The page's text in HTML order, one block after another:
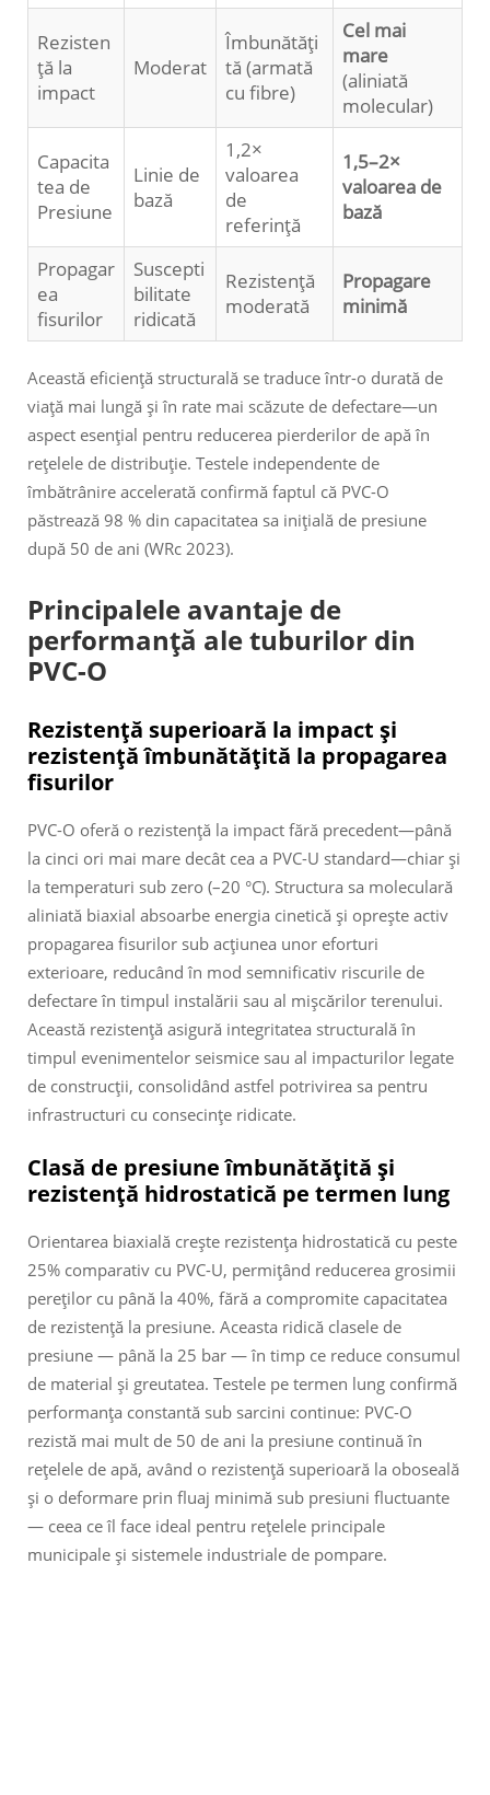
Rezisten
ță la
impact
Moderat
Îmbunătăți
tă (armată
cu fibre)
Cel mai
mare
(aliniată
molecular)
Capacita
tea de
Presiune
Linie de
bază
1,2×
valoarea
de
referință
1,5–2×
valoarea de
bază
Propagar
ea
fisurilor
Suscepti
bilitate
ridicată
Rezistență
moderată
Propagare
minimă
Această eficiență structurală se traduce într-o durată de
viață mai lungă și în rate mai scăzute de defectare—un
aspect esențial pentru reducerea pierderilor de apă în
rețelele de distribuție. Testele independente de
îmbătrânire accelerată confirmă faptul că PVC-O
păstrează 98 % din capacitatea sa inițială de presiune
după 50 de ani (WRc 2023).
Principalele avantaje de
performanță ale tuburilor din
PVC-O
Rezistență superioară la impact și
rezistență îmbunătățită la propagarea
fisurilor
PVC-O oferă o rezistență la impact fără precedent—până
la cinci ori mai mare decât cea a PVC-U standard—chiar și
la temperaturi sub zero (–20 °C). Structura sa moleculară
aliniată biaxial absoarbe energia cinetică și oprește activ
propagarea fisurilor sub acțiunea unor eforturi
exterioare, reducând în mod semnificativ riscurile de
defectare în timpul instalării sau al mișcărilor terenului.
Această rezistență asigură integritatea structurală în
timpul evenimentelor seismice sau al impacturilor legate
de construcții, consolidând astfel potrivirea sa pentru
infrastructuri cu consecințe ridicate.
Clasă de presiune îmbunătățită și
rezistență hidrostatică pe termen lung
Orientarea biaxială crește rezistența hidrostatică cu peste
25% comparativ cu PVC-U, permițând reducerea grosimii
pereților cu până la 40%, fără a compromite capacitatea
de rezistență la presiune. Aceasta ridică clasele de
presiune — până la 25 bar — în timp ce reduce consumul
de material și greutatea. Testele pe termen lung confirmă
performanța constantă sub sarcini continue: PVC-O
rezistă mai mult de 50 de ani la presiune continuă în
rețelele de apă, având o rezistență superioară la oboseală
și o deformare prin fluaj minimă sub presiuni fluctuante
— ceea ce îl face ideal pentru rețelele principale
municipale și sistemele industriale de pompare.